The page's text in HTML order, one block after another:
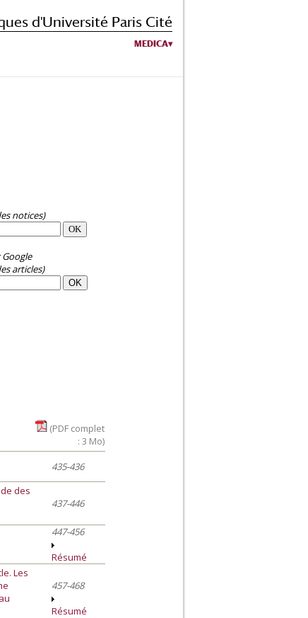
d'Université Paris Cité
MEDICA
notices)
Google
articles)
(PDF complet
: 3 Mo)
435-436
des
437-446
447-456
Résumé
Les
457-468
Résumé